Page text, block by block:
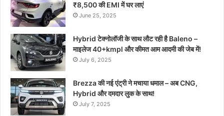
₹8,500 की EMI में घर लाएं
June 25, 2025
Hybrid टेक्नोलॉजी के साथ लौट रही है Baleno –
माइलेज 40+kmpl और कीमत आम आदमी की जेब में!
July 6, 2025
Brezza की नई एंट्री ने मचाया धमाल – अब CNG,
Hybrid और दमदार लुक के साथ!
July 7, 2025